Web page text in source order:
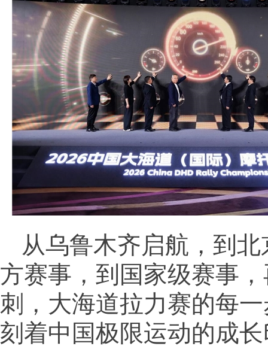
从乌鲁木齐启航，到
方赛事，到国家级赛事
刺，大海道拉力赛的每
刻着中国极限运动的成